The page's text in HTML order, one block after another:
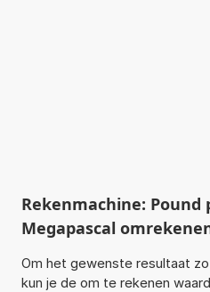
Rekenmachine:
Megapascal
Om het gewenste resultaat
kun je de om te rekenen